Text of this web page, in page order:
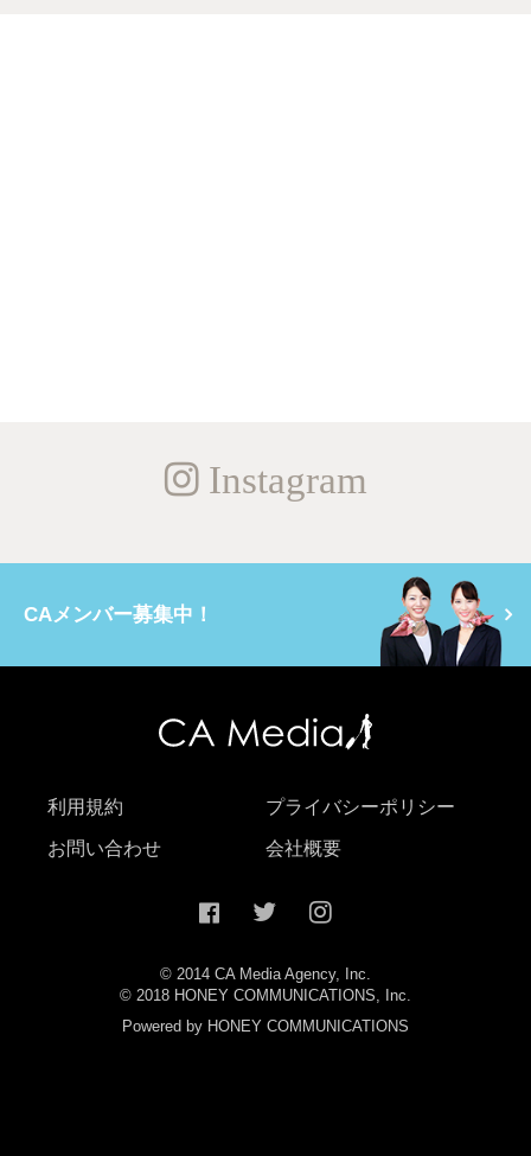
Instagram
CAメンバー募集中！
利用規約 プライバシーポリシー
お問い合わせ 会社概要
© 2014 CA Media Agency, Inc.
© 2018 HONEY COMMUNICATIONS, Inc.
Powered by HONEY COMMUNICATIONS